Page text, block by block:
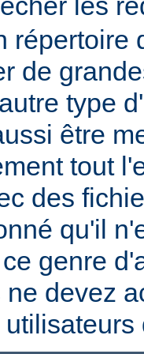
répertoire
de
type
être
tout
des
qu'il
genre
devez